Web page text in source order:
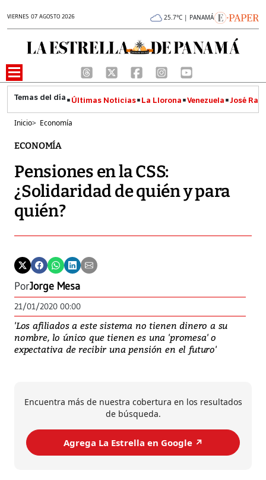
VIERNES 07 AGOSTO 2026 25.7°C | PANAMÁ
Últimas Noticias La Llorona Venezuela José
Inicio> Economía
ECONOMÍA
Pensiones en la CSS:
¿Solidaridad de quién y para
quién?
PorJorge Mesa
21/01/2020 00:00
'Los afiliados a este sistema no tienen dinero a su
nombre, lo único que tienen es una 'promesa' o
expectativa de recibir una pensión en el futuro'
Encuentra más de nuestra cobertura en los resultados
de búsqueda.
Agrega La Estrella en Google ↗️